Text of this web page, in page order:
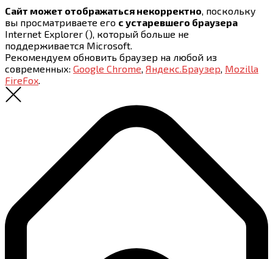
Сайт может отображаться некорректно, поскольку
вы просматриваете его с устаревшего браузера
Internet Explorer (), который больше не
поддерживается Microsoft.
Рекомендуем обновить браузер на любой из
современных: Google Chrome, Яндекс.Браузер, Mozilla
FireFox.